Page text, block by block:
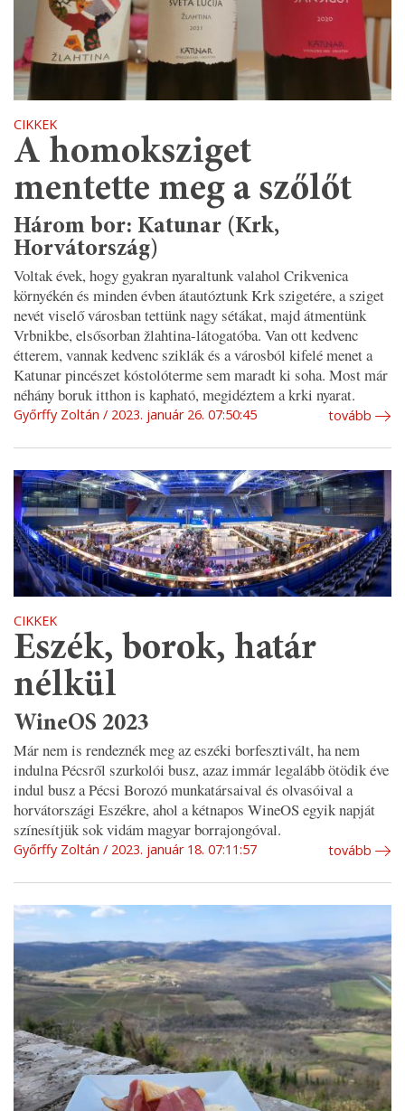
CIKKEK
A homoksziget
mentette meg a szőlőt
Három bor: Katunar (Krk,
Horvátország)
Voltak évek, hogy gyakran nyaraltunk valahol Crikvenica
környékén és minden évben átautóztunk Krk szigetére, a sziget
nevét viselő városban tettünk nagy sétákat, majd átmentünk
Vrbnikbe, elsősorban žlahtina-látogatóba. Van ott kedvenc
étterem, vannak kedvenc sziklák és a városból kifelé menet a
Katunar pincészet kóstolóterme sem maradt ki soha. Most már
néhány boruk itthon is kapható, megidéztem a krki nyarat.
Győrffy Zoltán 2023. január 26. 07:50:45 tovább
CIKKEK
Eszék, borok, határ
nélkül
WineOS 2023
Már nem is rendeznék meg az eszéki borfesztivált, ha nem
indulna Pécsről szurkolói busz, azaz immár legalább ötödik éve
indul busz a Pécsi Borozó munkatársaival és olvasóival a
horvátországi Eszékre, ahol a kétnapos WineOS egyik napját
színesítjük sok vidám magyar borrajongóval.
Győrffy Zoltán 2023. január 18. 07:11:57 tovább